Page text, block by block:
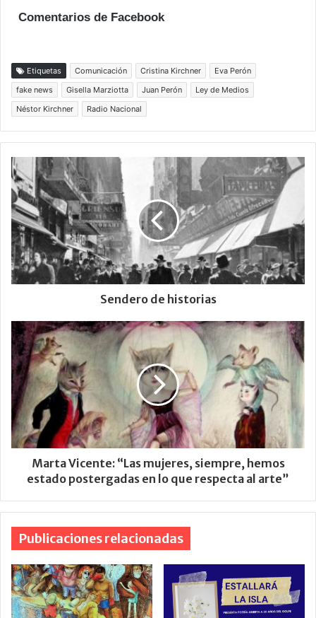
Comentarios de Facebook
Etiquetas Comunicación Cristina Kirchner
Eva Perón
fake news
Gisella Marziotta Juan Perón
Ley de Medios
Néstor Kirchner
Radio Nacional
Sendero de historias
Marta Vicente: “Las mujeres, siempre, hemos
estado postergadas en lo que respecta al arte”
Publicaciones relacionadas